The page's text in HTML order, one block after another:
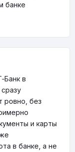
банке
в
ровно, без
и карты
в банке, а не